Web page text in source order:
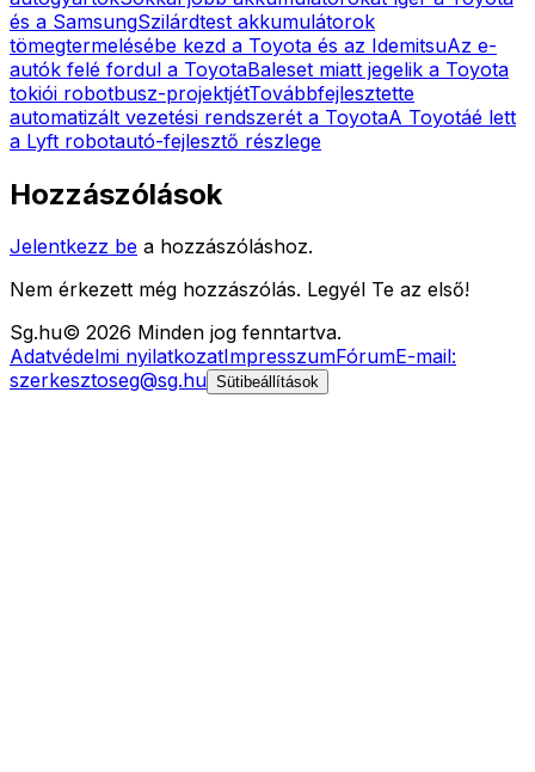
és a SamsungSzilárdtest akkumulátorok
tömegtermelésébe kezd a Toyota és az IdemitsuAz e-
autók felé fordul a ToyotaBaleset miatt jegelik a Toyota
tokiói robotbusz-projektjétTovábbfejlesztette
automatizált vezetési rendszerét a ToyotaA Toyotáé lett
a Lyft robotautó-fejlesztő részlege
Hozzászólások
Jelentkezz be a hozzászóláshoz.
Nem érkezett még hozzászólás. Legyél Te az első!
Sg.hu© 2026 Minden jog fenntartva.
Adatvédelmi nyilatkozatImpresszumFórumE-mail:
szerkesztoseg@sg.hu Sütibeállítások